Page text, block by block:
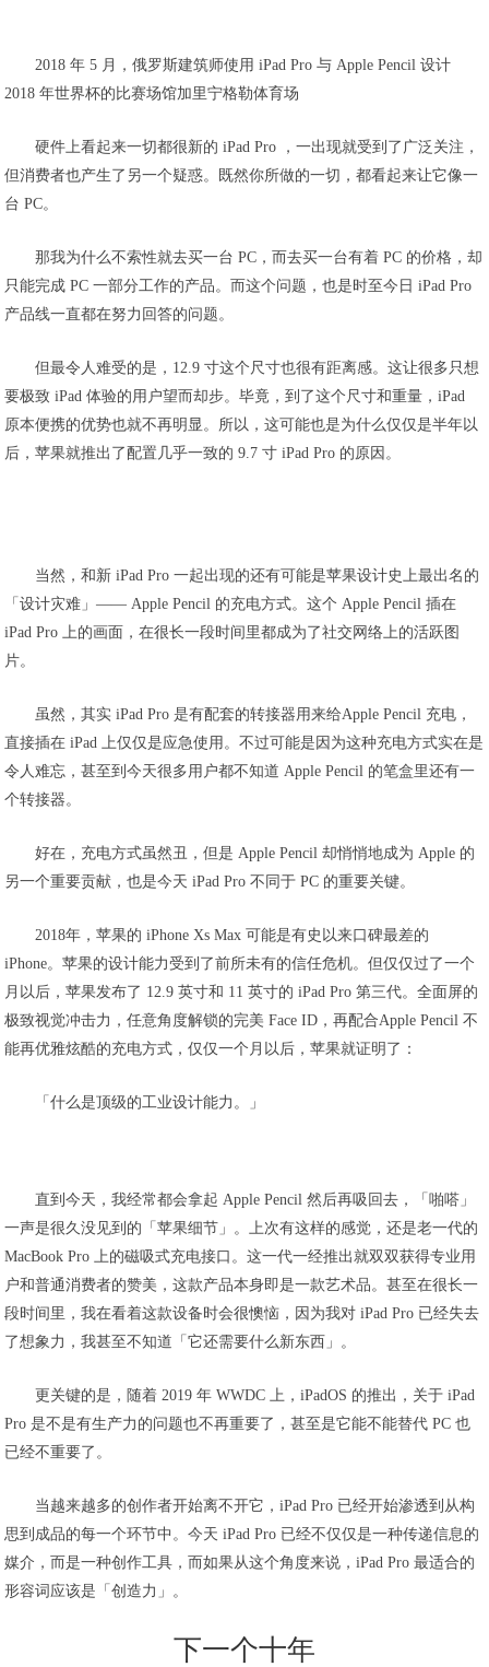
2018 年 5 月，俄罗斯建筑师使用 iPad Pro 与 Apple Pencil 设计
2018 年世界杯的比赛场馆加里宁格勒体育场
硬件上看起来一切都很新的 iPad Pro ，一出现就受到了广泛关注，
但消费者也产生了另一个疑惑。既然你所做的一切，都看起来让它像一
台 PC。
那我为什么不索性就去买一台 PC，而去买一台有着 PC 的价格，却
只能完成 PC 一部分工作的产品。而这个问题，也是时至今日 iPad Pro
产品线一直都在努力回答的问题。
但最令人难受的是，12.9 寸这个尺寸也很有距离感。这让很多只想
要极致 iPad 体验的用户望而却步。毕竟，到了这个尺寸和重量，iPad
原本便携的优势也就不再明显。所以，这可能也是为什么仅仅是半年以
后，苹果就推出了配置几乎一致的 9.7 寸 iPad Pro 的原因。
当然，和新 iPad Pro 一起出现的还有可能是苹果设计史上最出名的
「设计灾难」—— Apple Pencil 的充电方式。这个 Apple Pencil 插在
iPad Pro 上的画面，在很长一段时间里都成为了社交网络上的活跃图
片。
虽然，其实 iPad Pro 是有配套的转接器用来给Apple Pencil 充电，
直接插在 iPad 上仅仅是应急使用。不过可能是因为这种充电方式实在是
令人难忘，甚至到今天很多用户都不知道 Apple Pencil 的笔盒里还有一
个转接器。
好在，充电方式虽然丑，但是 Apple Pencil 却悄悄地成为 Apple 的
另一个重要贡献，也是今天 iPad Pro 不同于 PC 的重要关键。
2018年，苹果的 iPhone Xs Max 可能是有史以来口碑最差的
iPhone。苹果的设计能力受到了前所未有的信任危机。但仅仅过了一个
月以后，苹果发布了 12.9 英寸和 11 英寸的 iPad Pro 第三代。全面屏的
极致视觉冲击力，任意角度解锁的完美 Face ID，再配合Apple Pencil 不
能再优雅炫酷的充电方式，仅仅一个月以后，苹果就证明了：
「什么是顶级的工业设计能力。」
直到今天，我经常都会拿起 Apple Pencil 然后再吸回去，「啪嗒」
一声是很久没见到的「苹果细节」。上次有这样的感觉，还是老一代的
MacBook Pro 上的磁吸式充电接口。这一代一经推出就双双获得专业用
户和普通消费者的赞美，这款产品本身即是一款艺术品。甚至在很长一
段时间里，我在看着这款设备时会很懊恼，因为我对 iPad Pro 已经失去
了想象力，我甚至不知道「它还需要什么新东西」。
更关键的是，随着 2019 年 WWDC 上，iPadOS 的推出，关于 iPad
Pro 是不是有生产力的问题也不再重要了，甚至是它能不能替代 PC 也
已经不重要了。
当越来越多的创作者开始离不开它，iPad Pro 已经开始渗透到从构
思到成品的每一个环节中。今天 iPad Pro 已经不仅仅是一种传递信息的
媒介，而是一种创作工具，而如果从这个角度来说，iPad Pro 最适合的
形容词应该是「创造力」。
下一个十年